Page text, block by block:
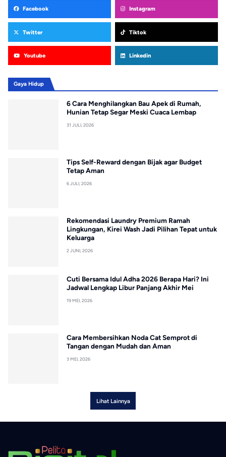
Facebook Instagram
Twitter Tiktok
Youtube Linkedin
Gaya Hidup
6 Cara Menghilangkan Bau Apek di Rumah,
Hunian Tetap Segar Meski Cuaca Lembap
31 JULI, 2026
Tips Self-Reward dengan Bijak agar Budget
Tetap Aman
6 JULI, 2026
Rekomendasi Laundry Premium Ramah
Lingkungan, Kirei Wash Jadi Pilihan Tepat untuk
Keluarga
2 JUNI, 2026
Cuti Bersama Idul Adha 2026 Berapa Hari? Ini
Jadwal Lengkap Libur Panjang Akhir Mei
19 MEI, 2026
Cara Membersihkan Noda Cat Semprot di
Tangan dengan Mudah dan Aman
3 MEI, 2026
Lihat Lainnya